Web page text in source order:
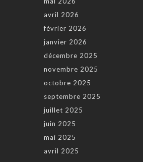
avril 2026
février 2026
janvier 2026
décembre 2025
novembre 2025
octobre 2025
septembre 2025
juillet 2025
juin 2025
mai 2025
avril 2025